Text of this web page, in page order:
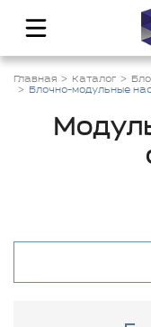
Главная Каталог
Блочно-модульные